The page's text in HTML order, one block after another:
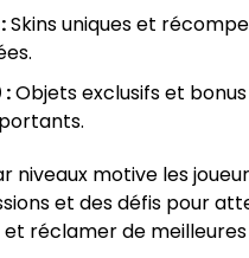
Skins uniques et
:Objets exclusifs et
niveaux motive les
et des défis pour
et réclamer de meilleures